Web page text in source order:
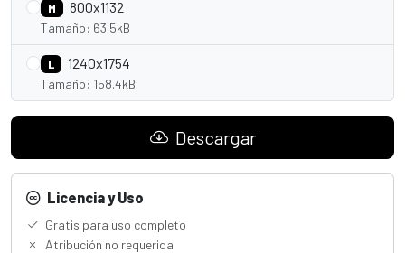
M 800x1132
Tamaño: 63.5kB
L 1240x1754
Tamaño: 158.4kB
Descargar
Licencia y Uso
Gratis para uso completo
Atribución no requerida